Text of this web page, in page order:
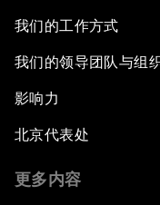
我们的工作方式
我们的领导团队与组
影响力
北京代表处
更多内容